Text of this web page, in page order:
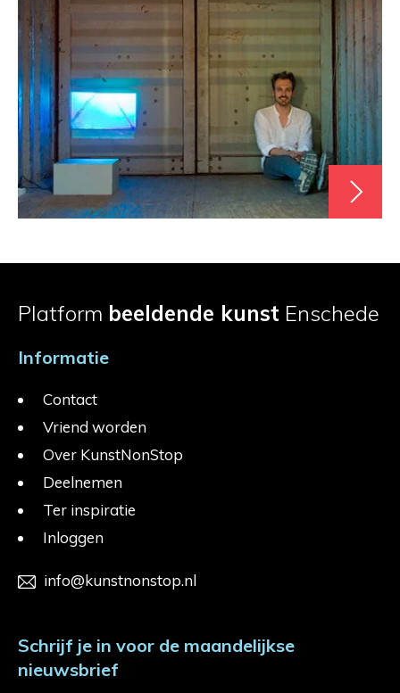
Platform beeldende kunst Enschede
Informatie
Contact
Vriend worden
Over KunstNonStop
Deelnemen
Ter inspiratie
Inloggen
info@kunstnonstop.nl
Schrijf je in voor de maandelijkse
nieuwsbrief